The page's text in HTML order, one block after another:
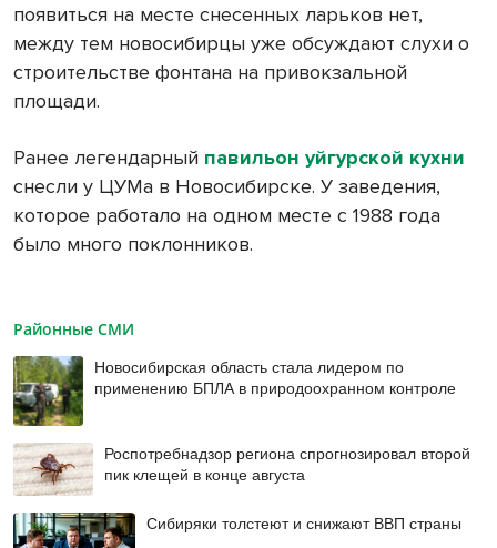
появиться на месте снесенных ларьков нет,
между тем новосибирцы уже обсуждают слухи о
строительстве фонтана на привокзальной
площади.
Ранее легендарный павильон уйгурской кухни
снесли у ЦУМа в Новосибирске. У заведения,
которое работало на одном месте с 1988 года
было много поклонников.
Районные СМИ
Новосибирская область стала лидером по
применению БПЛА в природоохранном контроле
Роспотребнадзор региона спрогнозировал второй
пик клещей в конце августа
Сибиряки толстеют и снижают ВВП страны